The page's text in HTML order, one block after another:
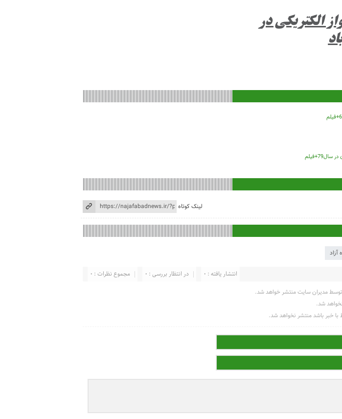
الکتریکی در
لینک کوتاه
آزاد
مجموع نظرات : 0 در انتظار بررسی : 0 انتشار یافته : 0
مدیران سایت منتشر خواهد شد.
شد.
با خبر باشد منتشر نخواهد شد.